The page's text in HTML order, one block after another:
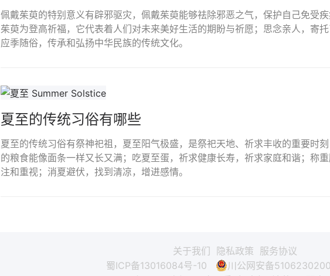
佩戴茱萸的特别意义有辟邪驱灾，佩戴茱萸能够祛除邪恶之气，保护自己免受
茱萸为登高祈福，它代表着人们对未来美好生活的期盼与祈愿；思念亲人，寄
应季随俗，传承和弘扬中华民族的传统文化。
夏至的传统习俗有哪些
夏至的传统习俗有祭神祀祖，夏至阳气极盛，是祭祀天地、祈求丰收的重要时
的粮食能像面条一样又长又满；吃夏至蛋，祈求健康长寿，祈求家庭和谐；称
注和重视；消夏避伏，找到清凉，增进感情。
关于我们 隐私政策 服务协议
蜀ICP备13016084号-10
川公网安备